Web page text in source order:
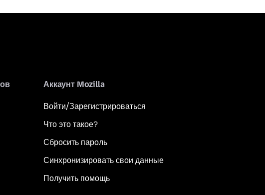
Аккаунт Mozilla
Войти/Зарегистрироваться
Что это такое?
Сбросить пароль
Синхронизировать свои данные
Получить помощь